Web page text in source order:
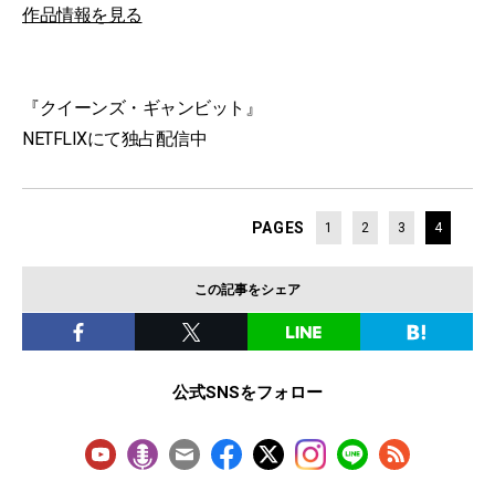
作品情報を見る
『クイーンズ・ギャンビット』
NETFLIXにて独占配信中
PAGES 1 2 3 4
この記事をシェア
公式SNSをフォロー